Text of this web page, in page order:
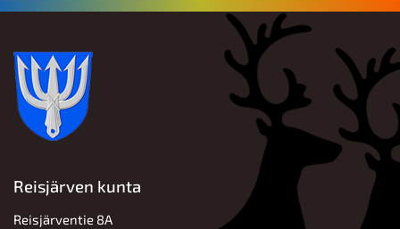
Reisjärven kunta
Reisjärventie 8A